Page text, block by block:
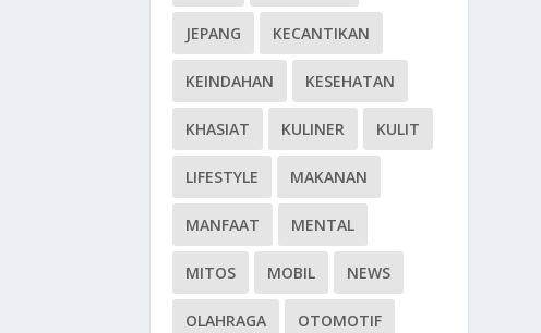
JEPANG KECANTIKAN
KEINDAHAN KESEHATAN
KHASIAT KULINER KULIT
LIFESTYLE MAKANAN
MANFAAT MENTAL
MITOS MOBIL NEWS
OLAHRAGA OTOMOTIF